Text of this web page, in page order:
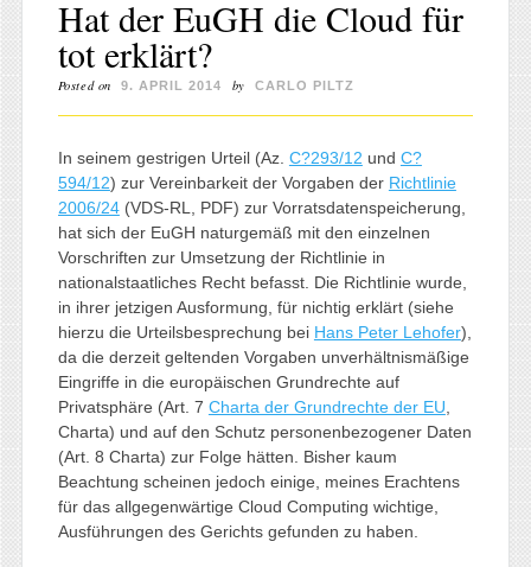
Hat der EuGH die Cloud für
tot erklärt?
Posted on 9. APRIL 2014 by CARLO PILTZ
In seinem gestrigen Urteil (Az. C?293/12 und C?
594/12) zur Vereinbarkeit der Vorgaben der Richtlinie
2006/24(VDS-RL, PDF) zur Vorratsdatenspeicherung,
hat sich der EuGH naturgemäß mit den einzelnen
Vorschriften zur Umsetzung der Richtlinie in
nationalstaatliches Recht befasst. Die Richtlinie wurde,
in ihrer jetzigen Ausformung, für nichtig erklärt (siehe
hierzu die Urteilsbesprechung bei Hans Peter Lehofer),
da die derzeit geltenden Vorgaben unverhältnismäßige
Eingriffe in die europäischen Grundrechte auf
Privatsphäre (Art. 7 Charta der Grundrechte der EU
Charta) und auf den Schutz personenbezogener Daten
(Art. 8 Charta) zur Folge hätten. Bisher kaum
Beachtung scheinen jedoch einige, meines Erachtens
für das allgegenwärtige Cloud Computing wichtige,
Ausführungen des Gerichts gefunden zu haben.